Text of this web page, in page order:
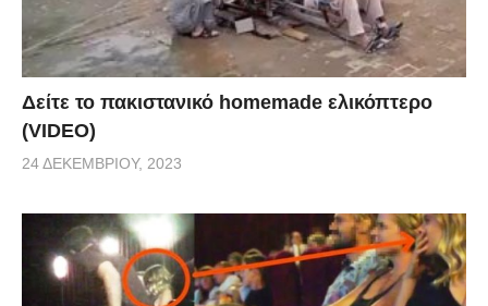
Δείτε το πακιστανικό homemade ελικόπτερο
(VIDEO)
24 ΔΕΚΕΜΒΡΊΟΥ, 2023